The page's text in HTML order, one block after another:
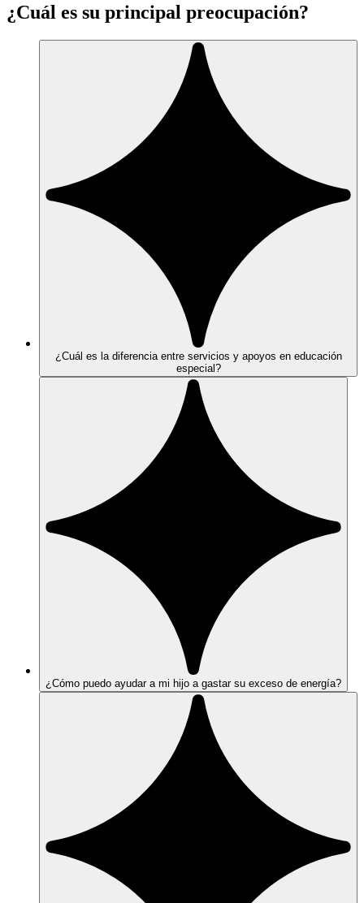
¿Cuál es su principal preocupación?
¿Cuál es la diferencia entre servicios y apoyos en educación
especial?
¿Cómo puedo ayudar a mi hijo a gastar su exceso de energía?